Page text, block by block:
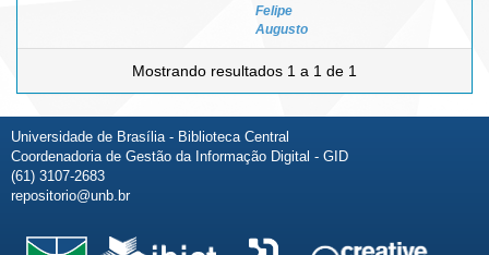
Felipe
Augusto
Mostrando resultados 1 a 1 de 1
Universidade de Brasília - Biblioteca Central
Coordenadoria de Gestão da Informação Digital - GID
(61) 3107-2683
repositorio@unb.br